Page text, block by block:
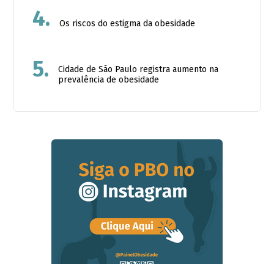
4. Os riscos do estigma da obesidade
5.
Cidade de São Paulo registra aumento na
prevalência de obesidade